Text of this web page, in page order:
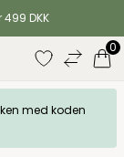
DKK
0
med koden